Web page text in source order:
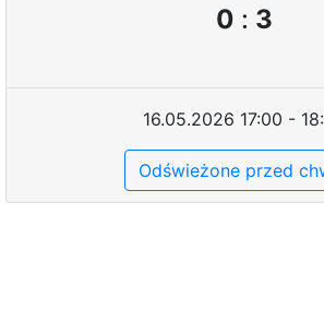
0 : 3
16.05.2026 17:00 -
Odświeżone przed